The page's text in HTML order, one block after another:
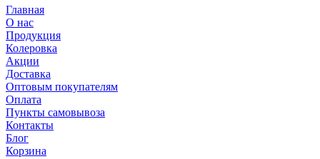
Главная
О нас
Продукция
Колеровка
Акции
Доставка
Оптовым покупателям
Оплата
Пункты самовывоза
Контакты
Блог
Корзина